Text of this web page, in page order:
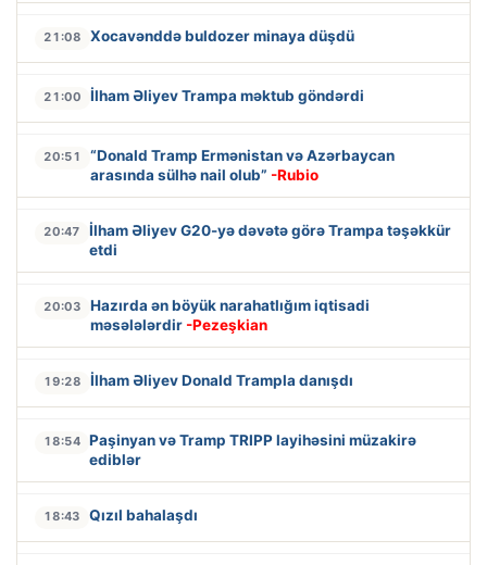
21:08 Xocavənddə buldozer minaya düşdü
21:00 İlham Əliyev Trampa məktub göndərdi
20:51
“Donald Tramp Ermənistan və Azərbaycan
arasında sülhə nail olub” -Rubio
20:47
İlham Əliyev G20-yə dəvətə görə Trampa təşəkkür
etdi
20:03
Hazırda ən böyük narahatlığım iqtisadi
məsələlərdir -Pezeşkian
19:28 İlham Əliyev Donald Trampla danışdı
18:54 Paşinyan və Tramp TRIPP layihəsini müzakirə
ediblər
18:43 Qızıl bahalaşdı